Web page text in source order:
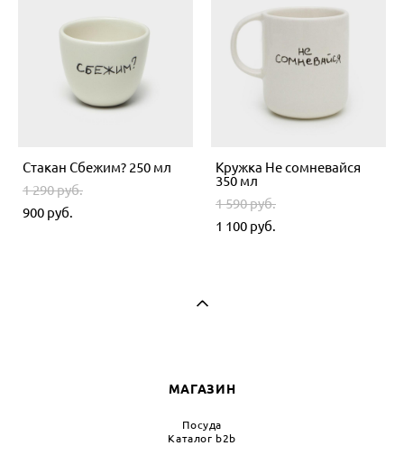
Стакан Сбежим? 250 мл
1 290 pуб.
900 pуб.
Кружка Не сомневайся
350 мл
1 590 pуб.
1 100 pуб.
МАГАЗИН
Посуда
Каталог b2b